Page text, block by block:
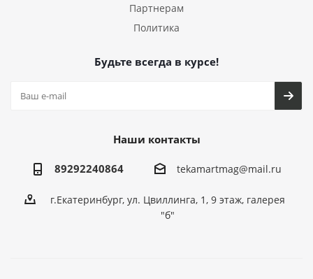
Партнерам
Политика
Будьте всегда в курсе!
Наши контакты
89292240864 tekamartmag@mail.ru
г.Екатеринбург, ул. Цвиллинга, 1, 9 этаж, галерея
"б"